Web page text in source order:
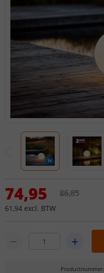
74,95
61 ,94 excl. BTW
86,85
Productnummer: